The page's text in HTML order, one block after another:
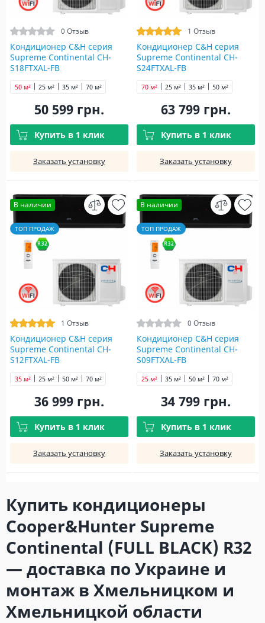
0 Отзыв
Кондиционер C&H cерия
Supreme Continental CH-
S18FTXAL-FB
25 м² 35 м²
50 м² 70 м²
50 599 грн.
Купить в 1 клик
Заказать установку
1 Отзыв
Кондиционер C&H cерия
Supreme Continental CH-
S24FTXAL-FB
25 м² 35 м² 50 м²
70 м²
63 799 грн.
Купить в 1 клик
Заказать установку
В наличии
ТОП ПРОДАЖ
1 Отзыв
Кондиционер C&H cерия
Supreme Continental CH-
S12FTXAL-FB
25 м²
35 м² 50 м² 70 м²
36 999 грн.
Купить в 1 клик
Заказать установку
В наличии
ТОП ПРОДАЖ
0 Отзыв
Кондиционер C&H cерия
Supreme Continental CH-
S09FTXAL-FB
25 м² 35 м² 50 м² 70 м²
34 799 грн.
Купить в 1 клик
Заказать установку
Купить кондиционеры
Cooper&Hunter Supreme
Continental (FULL BLACK) R32
— доставка по Украине и
монтаж в Хмельницком и
Хмельницкой области